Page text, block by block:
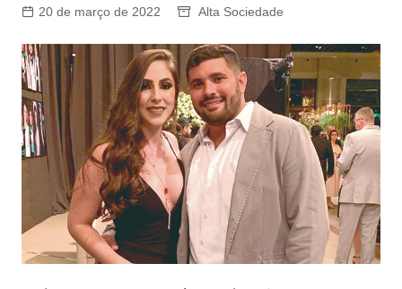
20 de março de 2022 Alta Sociedade